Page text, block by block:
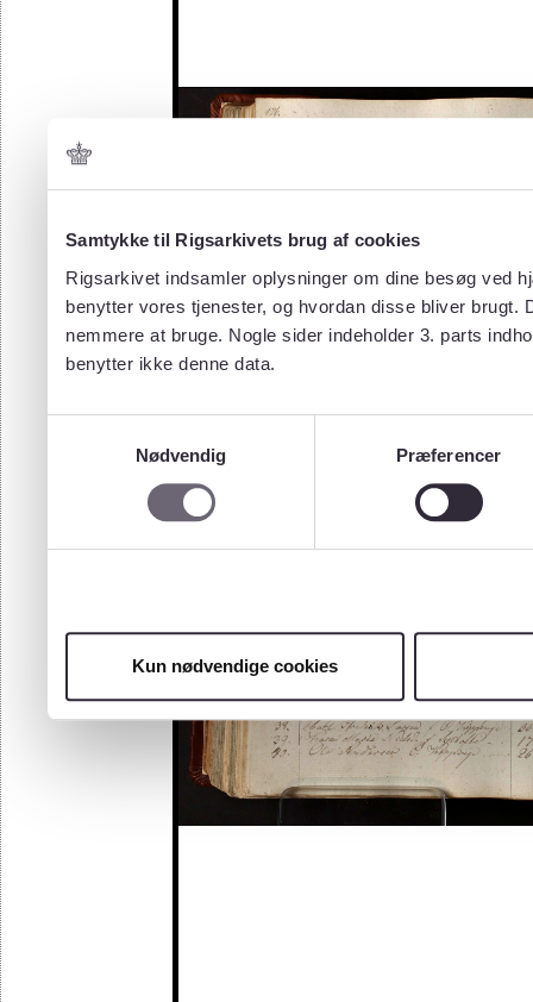
Samtykke til Rigsarkivets brug af cookies
Rigsarkivet indsamler oplysninger om dine besøg ved
benytter vores tjenester, og hvordan disse bliver
nemmere at bruge. Nogle sider indeholder 3. parts
benytter ikke denne data.
Nødvendig
Præferencer
Kun nødvendige cookies